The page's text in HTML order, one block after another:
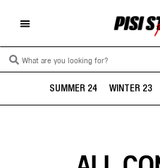
SUMMER 24 WINTER 23